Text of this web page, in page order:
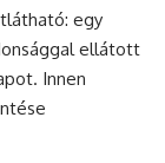
egy
ellátott
Innen